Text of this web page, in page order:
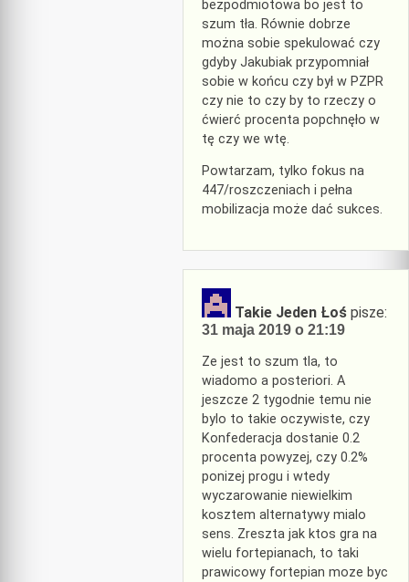
bezpodmiotowa bo jest to
szum tła. Równie dobrze
można sobie spekulować czy
gdyby Jakubiak przypomniał
sobie w końcu czy był w PZPR
czy nie to czy by to rzeczy o
ćwierć procenta popchnęło w
tę czy we wtę.
Powtarzam, tylko fokus na
447/roszczeniach i pełna
mobilizacja może dać sukces.
Takie Jeden Łoś pisze:
31 maja 2019 o 21:19
Ze jest to szum tla, to
wiadomo a posteriori. A
jeszcze 2 tygodnie temu nie
bylo to takie oczywiste, czy
Konfederacja dostanie 0.2
procenta powyzej, czy 0.2%
ponizej progu i wtedy
wyczarowanie niewielkim
kosztem alternatywy mialo
sens. Zreszta jak ktos gra na
wielu fortepianach, to taki
prawicowy fortepian moze byc